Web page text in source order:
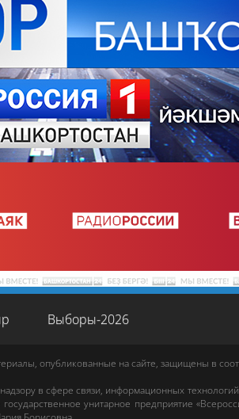
Выборы-2026
опубликованные на сайте, защищены в
в сфере связи, информационных
унитарное предприятие